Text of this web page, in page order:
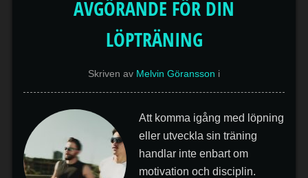
AVGÖRANDE FÖR DIN
LÖPTRÄNING
Skriven av Melvin Göransson i
Att komma igång med löpning
eller utveckla sin träning
handlar inte enbart om
motivation och disciplin.